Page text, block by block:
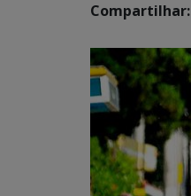
Compartilhar: